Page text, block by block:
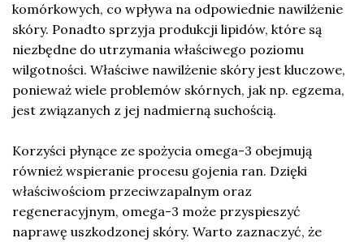
komórkowych, co wpływa na odpowiednie nawilżenie
skóry. Ponadto sprzyja produkcji lipidów, które są
niezbędne do utrzymania właściwego poziomu
wilgotności. Właściwe nawilżenie skóry jest kluczowe,
ponieważ wiele problemów skórnych, jak np. egzema,
jest związanych z jej nadmierną suchością.
Korzyści płynące ze spożycia omega-3 obejmują
również wspieranie procesu gojenia ran. Dzięki
właściwościom przeciwzapalnym oraz
regeneracyjnym, omega-3 może przyspieszyć
naprawę uszkodzonej skóry. Warto zaznaczyć, że